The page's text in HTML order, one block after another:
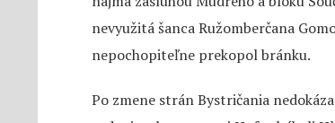
nevyužitá šanca Ružomberčana
nepochopiteľne prekopol bránku.
Po zmene strán Bystričania